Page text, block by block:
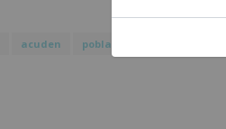
acuden poblado